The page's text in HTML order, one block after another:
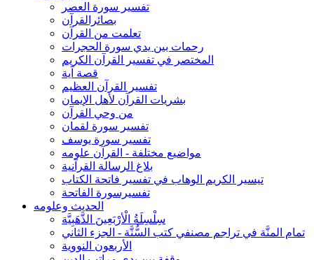
تفسير سورة العصر
بصائرالقرآن
تعلمت من القرآن
رحمات بين يدي سورة الحجرات
المختصر في تفسير القرآن الكريم
قصة آية
تفسير القرآن العظيم
بشريات القرآن لأهل الإيمان
من وحي القرآن
تفسير سورة لقمان
تفسير سورة يوسف
مواضيع مختلفة - القرآن علومه
بلاغ الرسالة القرآنية
تيسير الكريم الوهاب في تفسير فاتحة الكتاب
تفسيرسورة الفاتحة
الحديث وعلومه
سِلْسِلَةُ الْأرْبَعِينَ الذَّهَبِيَّة
تمام المنَّة في تراجم مصنفي كتب السُّنَّة - الجزء الثاني
الأربعون النووية